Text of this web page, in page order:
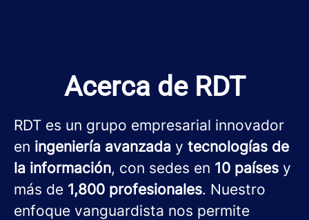
Acerca de RDT
RDT es un grupo empresarial innovador
en ingeniería avanzada y tecnologías de
la información, con sedes en 10 países y
más de 1,800 profesionales. Nuestro
enfoque vanguardista nos permite